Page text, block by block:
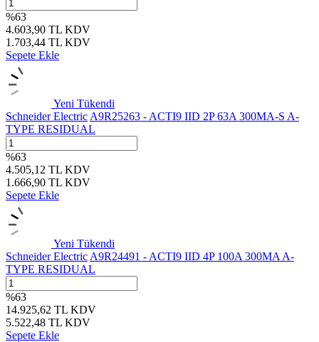
%63
4.603,90 TL KDV
1.703,44 TL KDV
Sepete Ekle
Yeni Tükendi
Schneider Electric A9R25263 - ACTI9 IID 2P 63A 300MA-S A-
TYPE RESIDUAL
%63
4.505,12 TL KDV
1.666,90 TL KDV
Sepete Ekle
Yeni Tükendi
Schneider Electric A9R24491 - ACTI9 IID 4P 100A 300MA A-
TYPE RESIDUAL
%63
14.925,62 TL KDV
5.522,48 TL KDV
Sepete Ekle